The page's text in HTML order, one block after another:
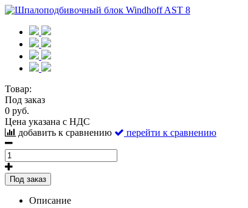
Товар:
Под заказ
0 руб.
Цена указана с НДС
добавить к сравнению
перейти к сравнению
Под заказ
Описание